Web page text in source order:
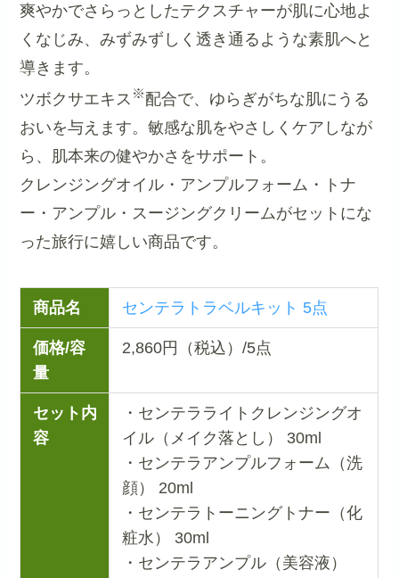
爽やかでさらっとしたテクスチャーが肌に心地よ
くなじみ、みずみずしく透き通るような素肌へと
導きます。
ツボクサエキス ※配合で、ゆらぎがちな肌にうる
おいを与えます。敏感な肌をやさしくケアしなが
ら、肌本来の健やかさをサポート。
クレンジングオイル・アンプルフォーム・トナ
ー・アンプル・スージングクリームがセットにな
った旅行に嬉しい商品です。
商品名 センテラトラベルキット 5点
価格/容
量
2,860円（税込）/5点
セット内
容
・センテラライトクレンジングオ
イル（メイク落とし） 30ml
・センテラアンプルフォーム（洗
顔） 20ml
・センテラトーニングトナー（化
粧水） 30ml
・センテラアンプル（美容液）